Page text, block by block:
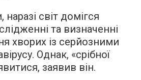
світ домігся
та визначенні
хворих із серйозними
Однак, «срібної
заявив він.